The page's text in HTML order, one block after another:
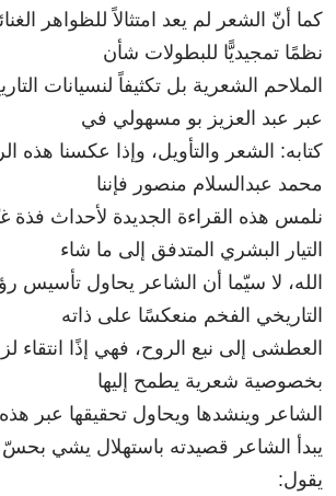
كما أنّ الشعر لم يعد امتثالاً للظواهر
نظمًا تمجيديًّا للبطولات شأن
الملاحم الشعرية بل تكثيفاً لنسيانات
عبر عبد العزيز بو مسهولي في
كتابه: الشعر والتأويل، وإذا عكسنا هذه
محمد عبدالسلام منصور فإننا
نلمس هذه القراءة الجديدة لأحداث
التيار البشري المتدفق إلى ما شاء
الله، لا سيّما أن الشاعر يحاول تأسيس
التاريخي الفخم منعكسًا على ذاته
العطشى إلى نبع الروح، فهي إذًا انتقاء
بخصوصية شعرية يطمح إليها
الشاعر وينشدها ويحاول تحقيقها عبر
يبدأ الشاعر قصيدته باستهلال يشي بحسّ
يقول: